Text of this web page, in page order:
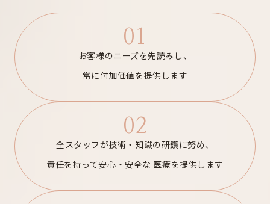
01
お客様のニーズを先読みし、
常に付加価値を提供します
02
全スタッフが技術・知識の研鑽に努め、
責任を持って安心・安全な 医療を提供します